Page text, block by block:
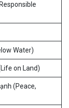
Water)
on Land)
(Peace,